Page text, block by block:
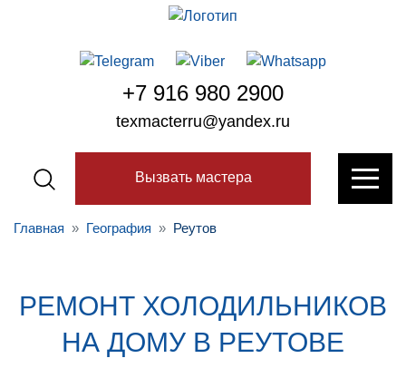
+7 916 980 2900
texmacterru@yandex.ru
Вызвать мастера
Главная География Реутов
РЕМОНТ ХОЛОДИЛЬНИКОВ
НА ДОМУ В РЕУТОВЕ